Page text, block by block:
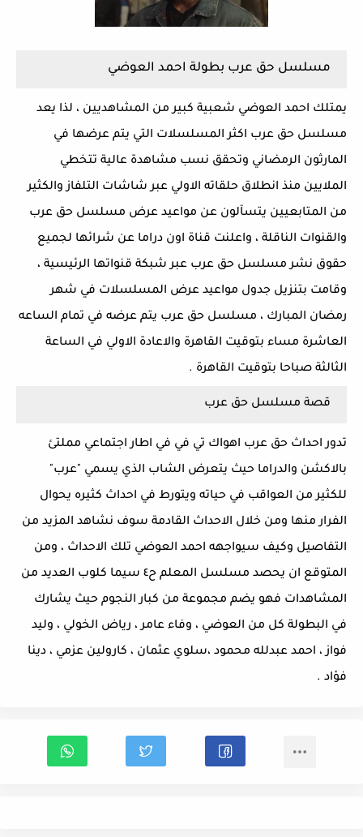
مسلسل حق عرب بطولة احمد العوضي
يمتلك احمد العوضي شعبية كبير من المشاهديين ، لذا يعد
مسلسل حق عرب اكثر المسلسلات التي يتم عرضها في
المارثون الرمضاني وتحقق نسب مشاهدة عالية تتخطي
الملايين منذ انطلاق حلقاته الاولي عبر شاشات التلفاز والكثير
من المتابعيين يتسآلون عن مواعيد عرض مسلسل حق عرب
والقنوات الناقلة ، واعلنت قناة اون دراما عن شرائها لجميع
حقوق نشر مسلسل حق عرب عبر شبكة قنواتها الرئيسية ،
وقامت بتنزيل جدول مواعيد عرض المسلسلات في شهر
رمضان المبارك ، مسلسل حق عرب يتم عرضه في تمام الساعه
العاشرة مساء بتوقيت القاهرة والاعادة الاولي في الساعة
الثالثة صباحا بتوقيت القاهرة .
قصة مسلسل حق عرب
تدور احداث حق عرب اهواك تي في في اطار اجتماعي مملتئ
بالاكشن والدراما حيث يتعرض الشاب الذي يسمي "عرب"
للكثير من العواقب في حياته ويتورط في احداث كثيره يحوال
الفرار منها ومن خلال الاحداث القادمة سوف نشاهد المزيد من
التفاصيل وكيف سيواجهه احمد العوضي تلك الاحداث ، ومن
المتوقع ان يحصد مسلسل المعلم ح٤ سيما كلوب العديد من
المشاهدات فهو يضم مجموعة من كبار النجوم حيث يشارك
في البطولة كل من العوضي ، وفاء عامر ، رياض الخولي ، وليد
فواز ، احمد عبدلله محمود ،سلوي عثمان ، كارولين عزمي ، دينا
فؤاد .